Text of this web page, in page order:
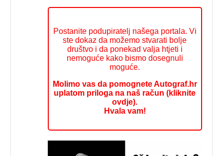
Postanite podupiratelj našega portala. Vi
ste dokaz da možemo stvarati bolje
društvo i da ponekad valja htjeti i
nemoguće kako bismo dosegnuli
moguće.
Molimo vas da pomognete Autograf.hr
uplatom priloga na naš račun (kliknite
ovdje).
Hvala vam!